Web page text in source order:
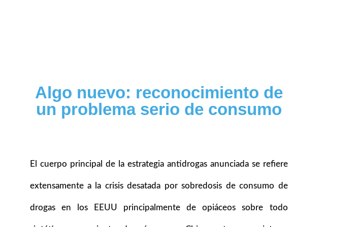
Algo nuevo: reconocimiento de
un problema serio de consumo
El cuerpo principal de la estrategia antidrogas anunciada se refiere
extensamente a la crisis desatada por sobredosis de consumo de
drogas en los EEUU principalmente de opiáceos sobre todo